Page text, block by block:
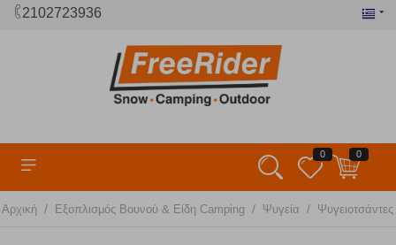
2102723936
0 0
Αρχική / Εξοπλισμός Βουνού & Είδη Camping / Ψυγεία / Ψυγειοτσάντες